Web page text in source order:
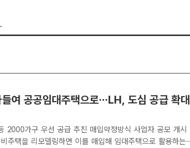
들여 공공임대주택으로…LH, 도심 공급 확대
우선 공급 추진 매입약정방식 사업자 공모 개시
주택을 리모델링하면 이를 매입해 임대주택으로 활용하는